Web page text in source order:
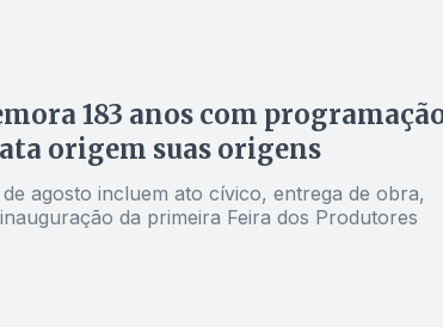
183 anos com
origem suas origens
de agosto incluem ato cívico, entrega de obra,
da primeira Feira dos Produtores